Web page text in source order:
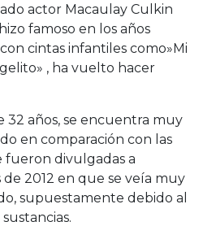
actor Macaulay Culkin
famoso en los años
cintas infantiles como»Mi
, ha vuelto hacer
32 años, se encuentra muy
en comparación con las
fueron divulgadas a
de 2012 en que se veía muy
supuestamente debido al